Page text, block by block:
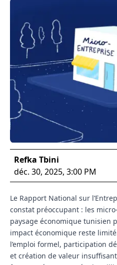
Refka Tbini
déc. 30, 2025, 3:00 PM
Le Rapport National sur
constat préoccupant : les
paysage économique tunisien
impact économique reste
l’emploi formel, participation
et création de valeur